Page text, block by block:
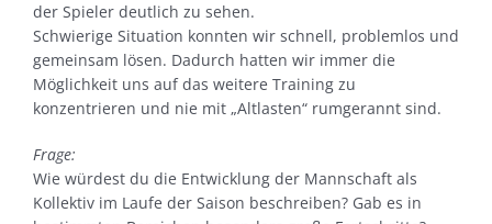
der Spieler deutlich zu sehen.
Schwierige Situation konnten wir schnell, problemlos und
gemeinsam lösen. Dadurch hatten wir immer die
Möglichkeit uns auf das weitere Training zu
konzentrieren und nie mit „Altlasten“ rumgerannt sind.
Frage:
Wie würdest du die Entwicklung der Mannschaft als
Kollektiv im Laufe der Saison beschreiben? Gab es in